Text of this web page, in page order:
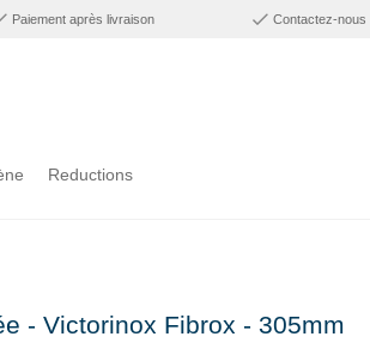
Paiement après livraison Contactez-nous
Reductions
- Victorinox Fibrox - 305mm